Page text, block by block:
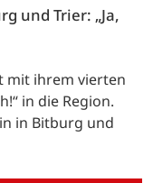
und Trier: „Ja,
mit ihrem vierten
in die Region.
in Bitburg und